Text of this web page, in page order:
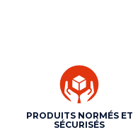
PRODUITS NORMÉS ET
SÉCURISÉS